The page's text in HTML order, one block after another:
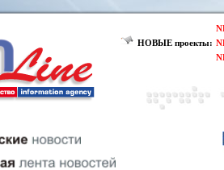
НОВЫЕ проекты: